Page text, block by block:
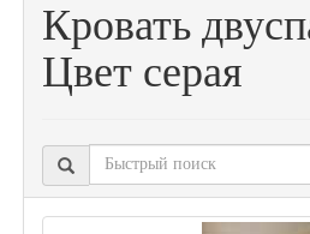
Кровать
Цвет серая